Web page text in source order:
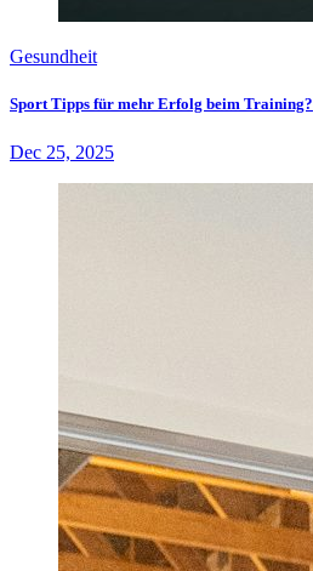
Gesundheit
Sport Tipps für mehr Erfolg beim Training?
Dec 25, 2025